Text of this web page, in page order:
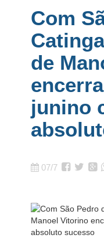
Com
de
junino
07/7